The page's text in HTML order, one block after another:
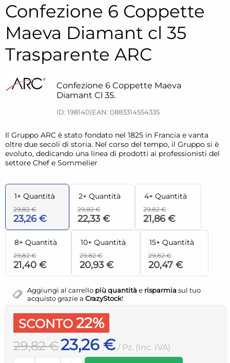
Confezione 6 Coppette
Maeva Diamant cl 35
Trasparente ARC
Confezione 6 Coppette Maeva
Diamant Cl 35.
ID: 198140|EAN: 0883314554335
Il Gruppo ARC è stato fondato nel 1825 in Francia e vanta
oltre due secoli di storia. Nel corso del tempo, il Gruppo si è
evoluto, dedicando una linea di prodotti ai professionisti del
settore Chef e Sommelier
1+ Quantità
29,82 €
23,26 €
2+ Quantità
29,82 €
22,33 €
4+ Quantità
29,82 €
21,86 €
8+ Quantità
29,82 €
21,40 €
10+ Quantità
29,82 €
20,93 €
15+ Quantità
29,82 €
20,47 €
Aggiungi al carrello più quantità e risparmia sul tuo
acquisto grazie a CrazyStock!
SCONTO 22%
29,82 €23,26 € / Pz. (Inc. IVA)